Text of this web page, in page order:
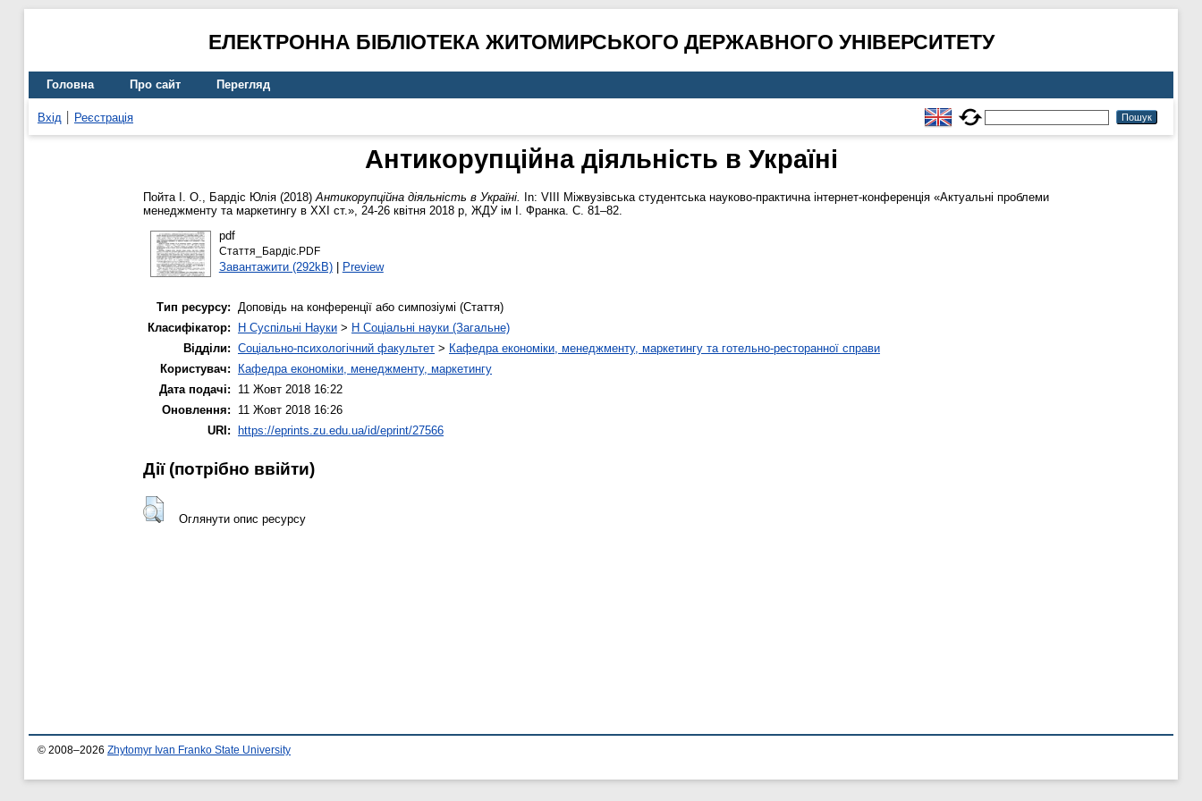
ЕЛЕКТРОННА БІБЛІОТЕКА ЖИТОМИРСЬКОГО ДЕРЖАВНОГО УНІВЕРСИТЕТУ
Головна Про сайт Перегляд
Вхід Реєстрація
Антикорупційна діяльність в Україні
Пойта І. О., Бардіс Юлія (2018)Антикорупційна діяльність в Україні.
In: VIІІ Міжвузівська студентська науково-практична інтернет-конференція «Актуальні проблеми
менеджменту та маркетингу в ХХІ ст.», 24-26 квітня 2018 р, ЖДУ ім І. Франка. С. 81–82.
pdf
Стаття_Бардіс.PDF
Завантажити (292kB)| Preview
Тип ресурсу: Доповідь на конференції або симпозіумі (Стаття)
Класифікатор:
H Суспільні Науки > H Соціальні науки (Загальне)
Відділи: Соціально-психологічний факультет > Кафедра економіки, менеджменту, маркетингу та готельно-ресторанної справи
Користувач:
Кафедра економіки, менеджменту, маркетингу
Дата подачі:
11 Жовт 2018 16:22
Оновлення:
11 Жовт 2018 16:26
URI:
https://eprints.zu.edu.ua/id/eprint/27566
Дії ​​(потрібно ввійти)
Оглянути опис ресурсу
© 2008–2026 Zhytomyr Ivan Franko State University